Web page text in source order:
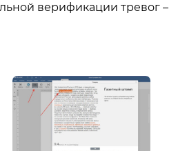
верификации тревог –